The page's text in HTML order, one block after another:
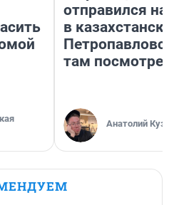
отправился
в
там
Анатолий